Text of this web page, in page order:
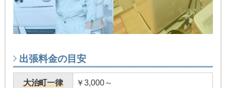
出張料金の目安
大治町一律 ￥3,000～